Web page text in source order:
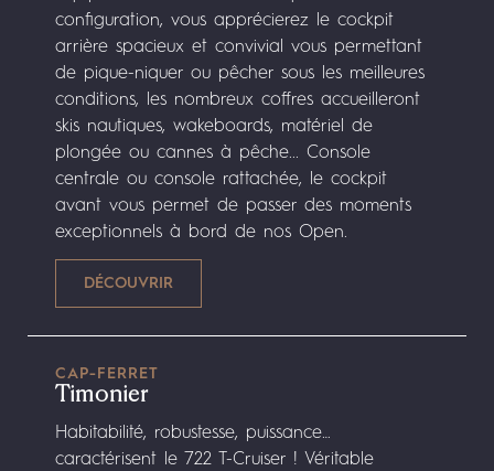
configuration, vous apprécierez le cockpit
arrière spacieux et convivial vous permettant
de pique-niquer ou pêcher sous les meilleures
conditions, les nombreux coffres accueilleront
skis nautiques, wakeboards, matériel de
plongée ou cannes à pêche... Console
centrale ou console rattachée, le cockpit
avant vous permet de passer des moments
exceptionnels à bord de nos Open.
CAP-FERRET
Timonier
Habitabilité, robustesse, puissance…
caractérisent le 722 T-Cruiser ! Véritable